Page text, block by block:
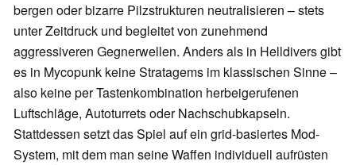
bergen oder bizarre Pilzstrukturen neutralisieren – stets
unter Zeitdruck und begleitet von zunehmend
aggressiveren Gegnerwellen. Anders als in Helldivers gibt
es in Mycopunk keine Stratagems im klassischen Sinne –
also keine per Tastenkombination herbeigerufenen
Luftschläge, Autoturrets oder Nachschubkapseln.
Stattdessen setzt das Spiel auf ein grid-basiertes Mod-
System, mit dem man seine Waffen individuell aufrüsten